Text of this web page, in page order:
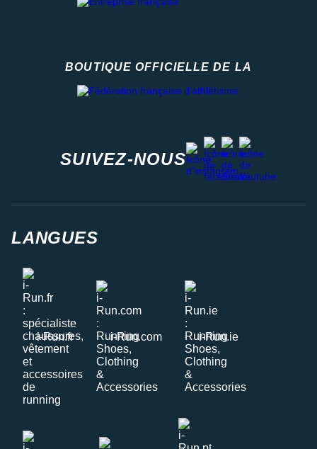
BOUTIQUE OFFICIELLE DE LA
SUIVEZ-NOUS
instagram
facebook
stravayoutube
LANGUES
i-Run.fr i-Run.com i-Run.ie